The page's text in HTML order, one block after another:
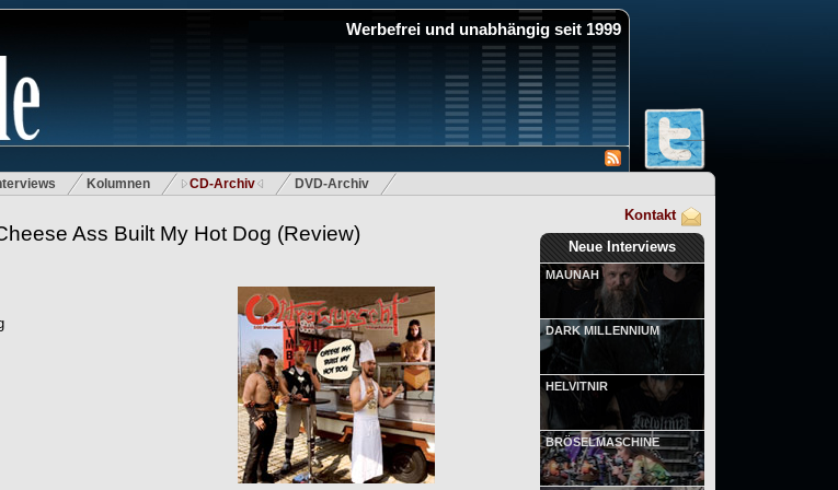
Werbefrei und unabhängig seit 1999
Kolumnen CD-Archiv DVD-Archiv
Kontakt
Neue Interviews
MAUNAH
DARK MILLENNIUM
HELVITNIR
BRÖSELMASCHINE
Ass Built My Hot Dog (Review)